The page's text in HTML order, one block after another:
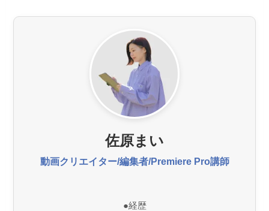
佐原まい
動画クリエイター/編集者/Premiere Pro講師
●経歴